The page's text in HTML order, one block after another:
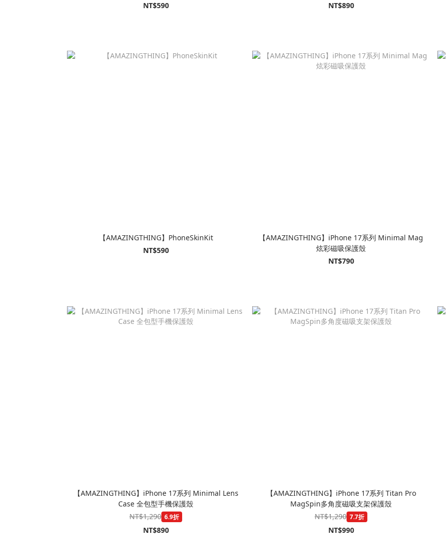
NT$590
NT$890
【AMAZINGTHING】PhoneSkinKit
NT$590
【AMAZINGTHING】iPhone 17系列 Minimal Mag
炫彩磁吸保護殼
NT$790
【AMAZINGTHING】iPhone 17系列 Minimal Lens
Case 全包型手機保護殼
NT$1,290 6.9折
NT$890
【AMAZINGTHING】iPhone 17系列 Titan Pro
MagSpin多角度磁吸支架保護殼
NT$1,290 7.7折
NT$990